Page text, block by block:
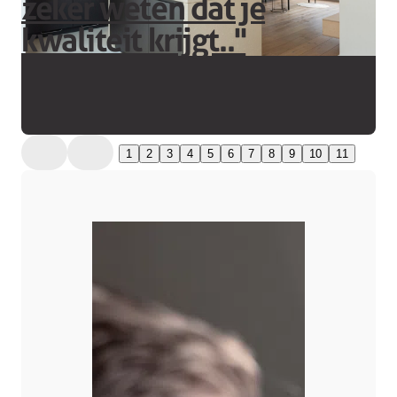
kwaliteit krijgt..''
1 2 3 4 5 6 7 8 9 10 11